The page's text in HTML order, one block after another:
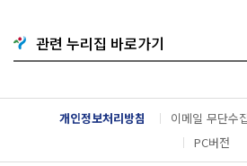
기
G
o
g
l
e
관련 누리집 바로가기
개인정보처리방침 이메일 무단수
PC버전